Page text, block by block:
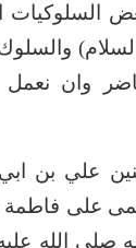
السلوكيات
وان نعمل
علي بن
على فاطمة
صلى الله